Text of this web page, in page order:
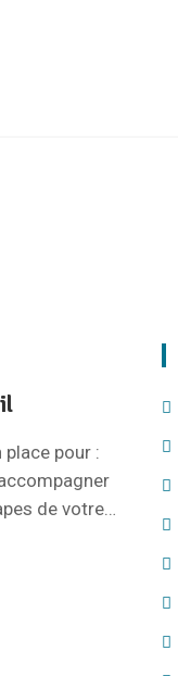
place pour :
de votre…